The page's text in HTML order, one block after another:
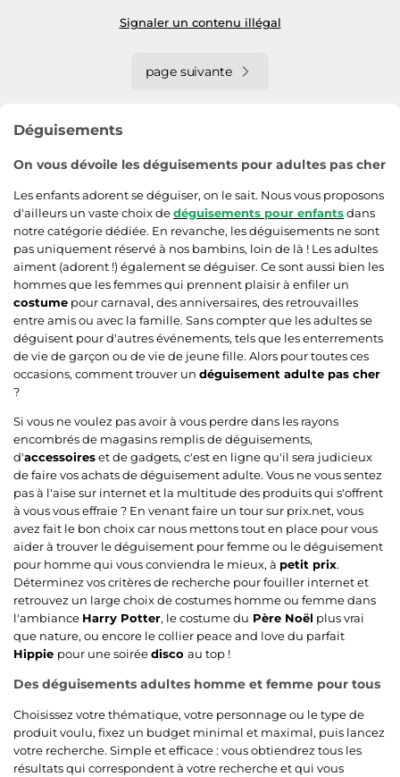
Signaler un contenu illégal
page suivante
Déguisements
On vous dévoile les déguisements pour adultes pas cher
Les enfants adorent se déguiser, on le sait. Nous vous proposons
d'ailleurs un vaste choix dedéguisements pour enfantsdans
notre catégorie dédiée. En revanche, les déguisements ne sont
pas uniquement réservé à nos bambins, loin de là ! Les adultes
aiment (adorent !) également se déguiser. Ce sont aussi bien les
hommes que les femmes qui prennent plaisir à enfiler un
costume pour carnaval, des anniversaires, des retrouvailles
entre amis ou avec la famille. Sans compter que les adultes se
déguisent pour d'autres événements, tels que les enterrements
de vie de garçon ou de vie de jeune fille. Alors pour toutes ces
occasions, comment trouver un déguisement adulte pas cher
?
Si vous ne voulez pas avoir à vous perdre dans les rayons
encombrés de magasins remplis de déguisements,
d'accessoireset de gadgets, c'est en ligne qu'il sera judicieux
de faire vos achats de déguisement adulte. Vous ne vous sentez
pas à l'aise sur internet et la multitude des produits qui s'offrent
à vous vous effraie ? En venant faire un tour sur prix.net, vous
avez fait le bon choix car nous mettons tout en place pour vous
aider à trouver le déguisement pour femme ou le déguisement
pour homme qui vous conviendra le mieux, à petit prix.
Déterminez vos critères de recherche pour fouiller internet et
retrouvez un large choix de costumes homme ou femme dans
l'ambiance Harry Potter, le costume du Père Noël plus vrai
que nature, ou encore le collier peace and love du parfait
Hippie pour une soiréedisco au top !
Des déguisements adultes homme et femme pour tous
Choisissez votre thématique, votre personnage ou le type de
produit voulu, fixez un budget minimal et maximal, puis lancez
votre recherche. Simple et efficace : vous obtiendrez tous les
résultats qui correspondent à votre recherche et qui vous